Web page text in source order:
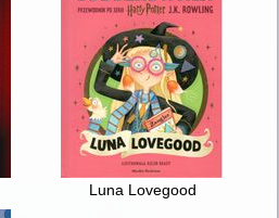
Luna Lovegood